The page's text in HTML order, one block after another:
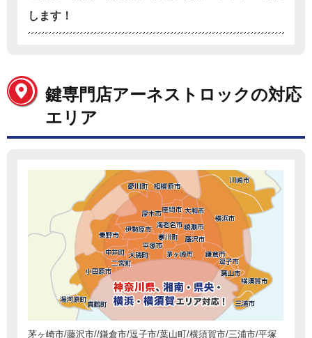
します！
鍵専門店アーネストロックの対応
エリア
茅ヶ崎市/藤沢市//鎌倉市/逗子市/葉山町/横須賀市/三浦市/平塚